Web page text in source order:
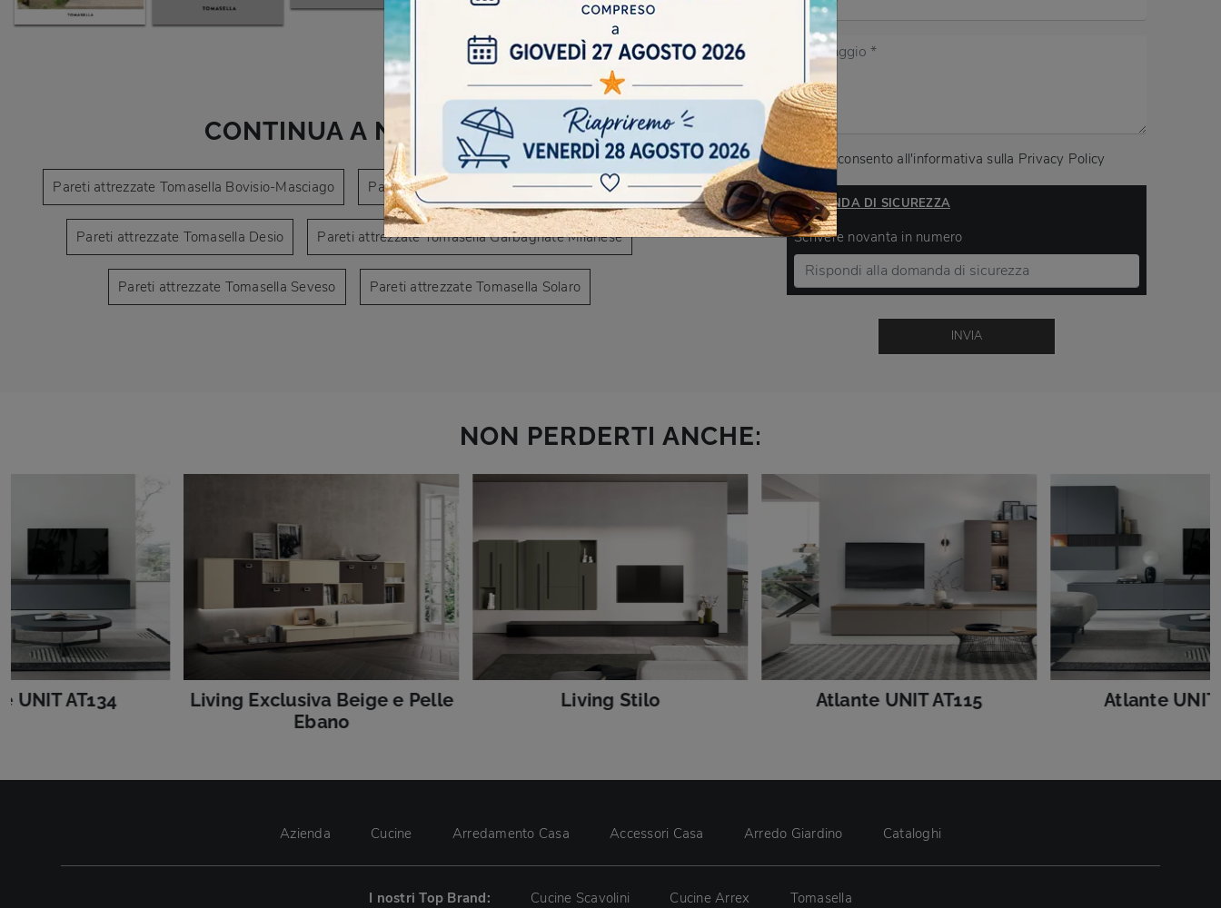
CONTINUA A NAVIGARE
Pareti attrezzate Tomasella Bovisio-Masciago Pareti attrezzate Tomasella Cesano Maderno
Pareti attrezzate Tomasella Desio Pareti attrezzate Tomasella Garbagnate Milanese
Pareti attrezzate Tomasella Seveso Pareti attrezzate Tomasella Solaro
Acconsento all'informativa sulla Privacy Policy
DOMANDA DI SICUREZZA
Scrivere novanta in numero
INVIA
NON PERDERTI ANCHE:
UNIT AT134
Living Exclusiva Beige e Pelle
Ebano
Living Stilo Atlante UNIT AT115 Atlante UNIT
Azienda Cucine Arredamento Casa Accessori Casa Arredo Giardino Cataloghi
I nostri Top Brand: Cucine Scavolini Cucine Arrex Tomasella